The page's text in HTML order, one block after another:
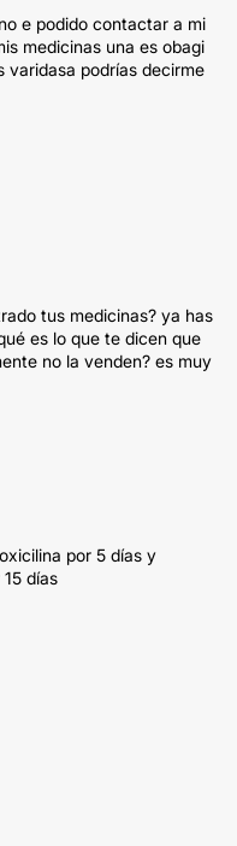
e podido contactar a mi
medicinas una es obagi
varidasa podrías decirme
tus medicinas? ya has
es lo que te dicen que
no la venden? es muy
por 5 días y
días